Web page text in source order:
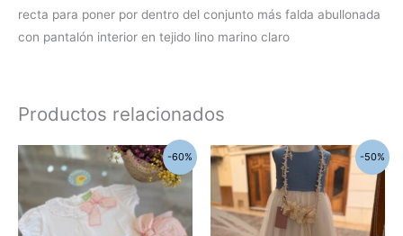
recta para poner por dentro del conjunto más falda abullonada
con pantalón interior en tejido lino marino claro
Productos relacionados
-60%
precio
original
era:
52,20€.
precio
actual
es:
20,88€.
Este
producto
tiene
múltiples
-50%
El
precio
original
era:
145,90€.
El
precio
actual
es:
72,95€.
Este
tiene